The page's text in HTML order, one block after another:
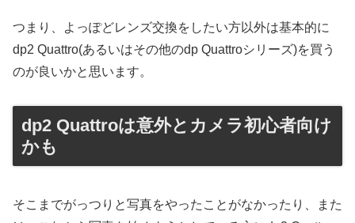
つまり、よっぽどレンズ交換をしたい方以外は基本的に
dp2 Quattro(あるいはその他のdp Quattroシリーズ)を買う
のが良いかと思います。
dp2 Quattroは意外とカメラ初心者向け
かも
そこまでがっつりと写真をやったことがなかったり、また